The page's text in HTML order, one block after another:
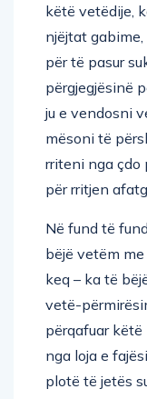
këtë vetëdije,
njëjtat
për të pasur
përgjegjësinë
ju e vendosni
mësoni të
rriteni nga çdo
për rritjen
Në fund të
bëjë vetëm
keq – ka të
vetë-
përqafuar
nga loja e
plotë të jetës